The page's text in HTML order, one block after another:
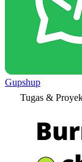
Gupshup
Tugas &